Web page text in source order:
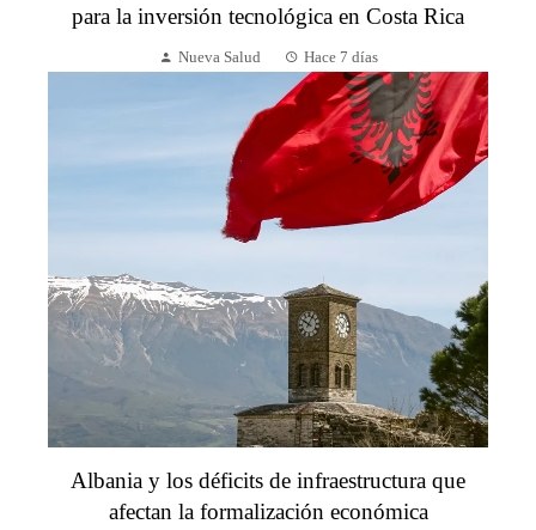
para la inversión tecnológica en Costa Rica
Nueva Salud Hace 7 días
Albania y los déficits de infraestructura que
afectan la formalización económica